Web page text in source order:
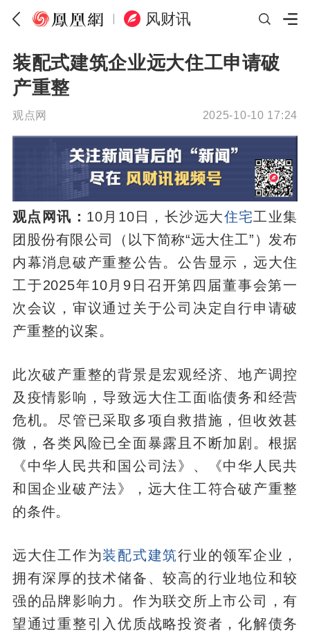
风财讯
装配式建筑企业远大住工申请破
产重整
观点网 2025-10-10 17:24
观点网讯： 10月10日，长沙远大住宅工业集
团股份有限公司（以下简称“远大住工”）发布
内幕消息破产重整公告。公告显示，远大住
工于2025年10月9日召开第四届董事会第一
次会议，审议通过关于公司决定自行申请破
产重整的议案。
此次破产重整的背景是宏观经济、地产调控
及疫情影响，导致远大住工面临债务和经营
危机。尽管已采取多项自救措施，但收效甚
微，各类风险已全面暴露且不断加剧。根据
《中华人民共和国公司法》、《中华人民共
和国企业破产法》，远大住工符合破产重整
的条件。
远大住工作为装配式建筑行业的领军企业，
拥有深厚的技术储备、较高的行业地位和较
强的品牌影响力。作为联交所上市公司，有
望通过重整引入优质战略投资者，化解债务